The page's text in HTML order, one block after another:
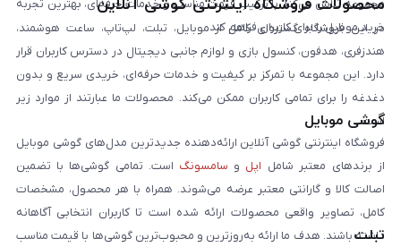
مجموعه تلاش می‌کند با ترکیب قیمت مناسب و خدمات حرفه‌ای، بهترین تجربه
خرید موبایل را برای کاربران فراهم کند.
محصولات فروشگاه اینترنتی گوشی آنلاین
در این فروشگاه گستره‌ای کامل از موبایل، تبلت، لپ‌تاپ، ساعت هوشمند،
هندزفری، هدفون، کنسول بازی و لوازم جانبی دیجیتال در دسترس کاربران قرار
دارد. این مجموعه با تمرکز بر کیفیت و خدمات حرفه‌ای، خریدی سریع و بدون
دغدغه را برای تمامی کاربران ممکن می‌کند. محصولات ما عبارتند از موارد زیر
است:
گوشی موبایل
فروشگاه اینترنتی گوشی آنلاین ارائه‌دهنده جدیدترین مدل‌های گوشی موبایل
از برندهای معتبر شامل اپل و سامسونگ است. تمامی گوشی‌ها با تضمین
اصالت کالا و گارانتی معتبر عرضه می‌شوند. همراه با هر محصول، مشخصات
کامل، تصاویر واقعی محصولات ارائه شده است تا کاربران انتخابی آگاهانه
داشته باشند. هدف ما ارائه به‌روزترین و محبوب‌ترین گوشی‌ها با قیمت مناسب
تبلت